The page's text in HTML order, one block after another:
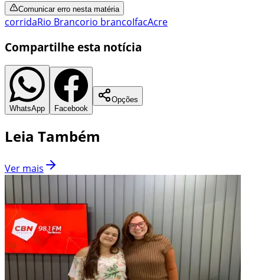
Comunicar erro nesta matéria
corridaRio Brancorio brancoIfacAcre
Compartilhe esta notícia
WhatsApp Facebook
Opções
Leia Também
Ver mais